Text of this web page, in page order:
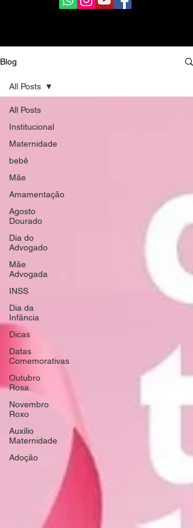
Blog
All Posts
Institucional
Maternidade
bebê
Mãe
Amamentação
Agosto
Dourado
Dia do
Advogado
Mãe
Advogada
INSS
Dia da
Infância
Dicas
Datas
Comemorativas
Outubro
Rosa
Novembro
Roxo
Auxílio
Maternidade
Adoção
All Posts